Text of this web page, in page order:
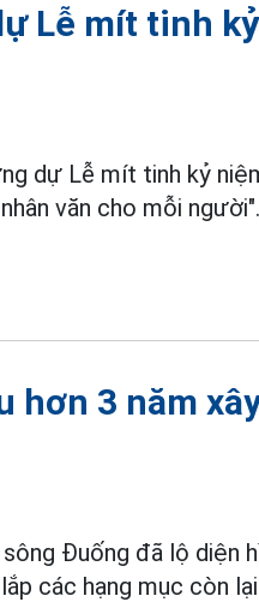
Lễ mít tinh
dự Lễ mít tinh kỷ
văn cho mỗi người".
hơn 3 năm
Đuống đã lộ diện
các hạng mục còn